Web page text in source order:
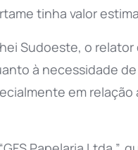
tinha valor
Sudoeste, o
à necessidade
em relação